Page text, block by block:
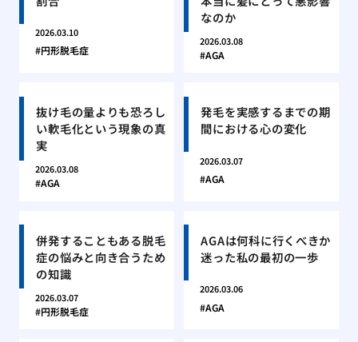
2026.03.10
円形脱毛症
なのか
2026.03.08
AGA
抜け毛の量よりも恐ろし
い軟毛化という現象の真
実
2026.03.08
AGA
発毛を実感するまでの期
間における心の変化
2026.03.07
AGA
併発することもある脱毛
症の悩みと向き合うため
の知識
2026.03.07
円形脱毛症
AGAは何科に行くべきか
迷った私の最初の一歩
2026.03.06
AGA